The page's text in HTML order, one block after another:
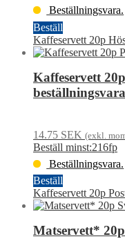
Beställningsvara.
Beställ
Kaffeservett 20p
Kaffeservett
beställningsvara
14.75 SEK (exkl.
Beställ minst:216fp
Beställningsvara.
Beställ
Kaffeservett 20p
Matservett*